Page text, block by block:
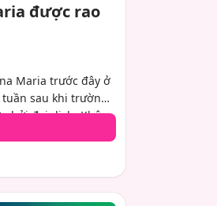
được rao
Maria trước đây ở
tuần sau khi trường
bởi đại dịch. Không
đô la, và các nhà